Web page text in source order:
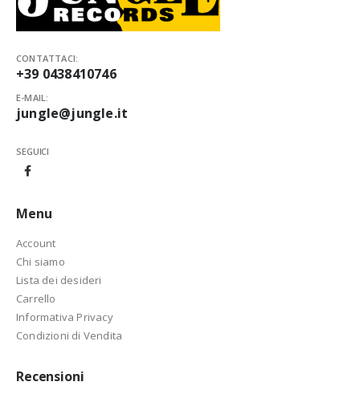
CONTATTACI:
+39 0438410746
E-MAIL:
jungle@jungle.it
SEGUICI
Menu
Account
Chi siamo
Lista dei desideri
Carrello
Informativa Privacy
Condizioni di Vendita
Recensioni